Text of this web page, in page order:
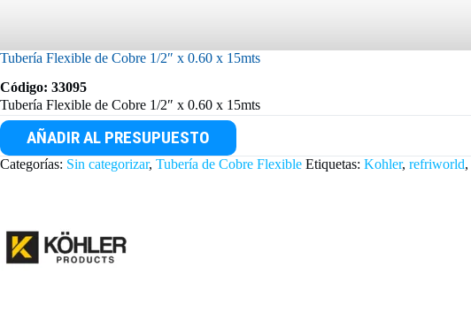
Tubería Flexible de Cobre 1/2″ x 0.60 x 15mts
Código: 33095
Tubería Flexible de Cobre 1/2″ x 0.60 x 15mts
AÑADIR AL PRESUPUESTO
Categorías: Sin categorizar, Tubería de Cobre Flexible Etiquetas: Kohler, refriworld,